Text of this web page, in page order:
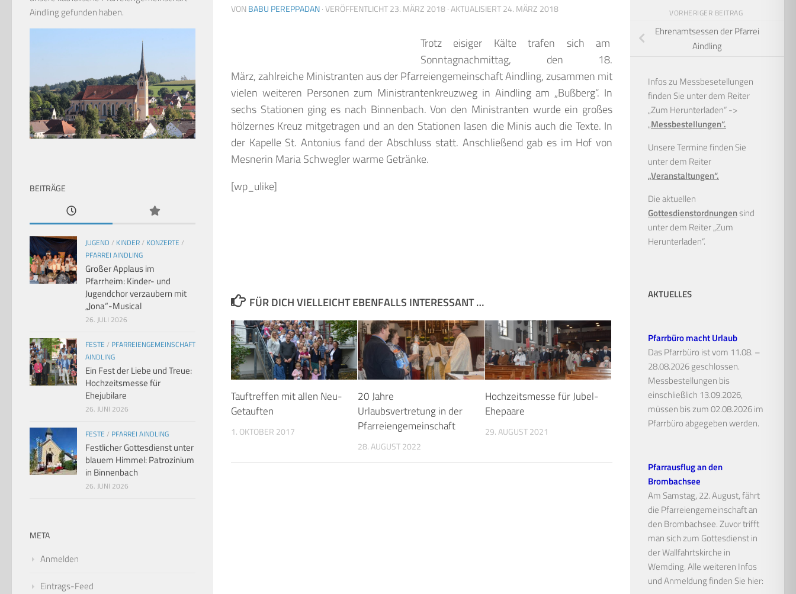
VONBABU PEREPPADAN· VERÖFFENTLICHT23. MÄRZ 2018· AKTUALISIERT24. MÄRZ 2018
Trotz eisiger Kälte trafen sich am
Sonntagnachmittag, den 18.
März, zahlreiche Ministranten aus der Pfarreiengemeinschaft Aindling, zusammen mit
vielen weiteren Personen zum Ministrantenkreuzweg in Aindling am „Bußberg“. In
sechs Stationen ging es nach Binnenbach. Von den Ministranten wurde ein großes
hölzernes Kreuz mitgetragen und an den Stationen lasen die Minis auch die Texte. In
der Kapelle St. Antonius fand der Abschluss statt. Anschließend gab es im Hof von
Mesnerin Maria Schwegler warme Getränke.
[wp_ulike]
FÜR DICH VIELLEICHT EBENFALLS INTERESSANT …
Tauftreffen mit allen Neu-
Getauften
1. OKTOBER 2017
20 Jahre
Urlaubsvertretung in der
Pfarreiengemeinschaft
28. AUGUST 2022
Hochzeitsmesse für Jubel-
Ehepaare
29. AUGUST 2021
Aindling gefunden haben.
BEITRÄGE
JUGEND / KINDER/ KONZERTE /
PFARREI AINDLING
Großer Applaus im
Pfarrheim: Kinder- und
Jugendchor verzaubern mit
„Jona“-Musical
26. JULI 2026
FESTE / PFARREIENGEMEINSCHAFT
AINDLING
Ein Fest der Liebe und Treue:
Hochzeitsmesse für
Ehejubilare
26. JUNI 2026
FESTE / PFARREI AINDLING
Festlicher Gottesdienst unter
blauem Himmel: Patrozinium
in Binnenbach
26. JUNI 2026
META
Anmelden
Eintrags-Feed
VORHERIGER BEITRAG
Ehrenamtsessen der Pfarrei
Aindling
Infos zu Messbesetellungen
finden Sie unter dem Reiter
„Zum Herunterladen“ ->
„Messbestellungen“.
Unsere Termine finden Sie
unter dem Reiter
„Veranstaltungen“.
Die aktuellen
Gottesdienstordnungensind
unter dem Reiter „Zum
Herunterladen“.
AKTUELLES
Pfarrbüro macht Urlaub
Das Pfarrbüro ist vom 11.08. –
28.08.2026 geschlossen.
Messbestellungen bis
einschließlich 13.09.2026,
müssen bis zum 02.08.2026 im
Pfarrbüro abgegeben werden.
Pfarrausflug an den
Brombachsee
Am Samstag, 22. August, fährt
die Pfarreiengemeinschaft an
den Brombachsee. Zuvor trifft
man sich zum Gottesdienst in
der Wallfahrtskirche in
Wemding. Alle weiteren Infos
und Anmeldung finden Sie hier: